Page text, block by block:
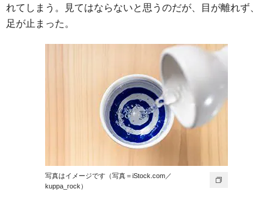
れてしまう。見てはならないと思うのだが、目が離れず、
足が止まった。
写真はイメージです（写真＝iStock.com／
kuppa_rock）